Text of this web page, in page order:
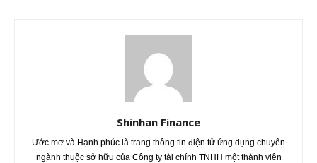
Shinhan Finance
Ước mơ và Hạnh phúc là trang thông tin điện tử ứng dụng chuyên
ngành thuộc sở hữu của Công ty tài chính TNHH một thành viên